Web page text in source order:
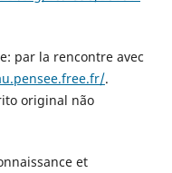
par la rencontre avec
.
original não
et